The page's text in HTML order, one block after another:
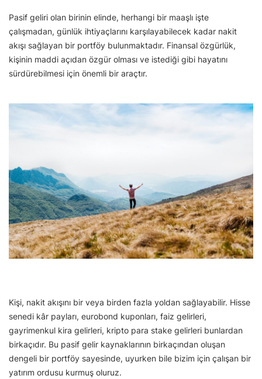
Pasif geliri olan birinin elinde, herhangi bir maaşlı işte
çalışmadan, günlük ihtiyaçlarını karşılayabilecek kadar nakit
akışı sağlayan bir portföy bulunmaktadır. Finansal özgürlük,
kişinin maddi açıdan özgür olması ve istediği gibi hayatını
sürdürebilmesi için önemli bir araçtır.
Kişi, nakit akışını bir veya birden fazla yoldan sağlayabilir. Hisse
senedi kâr payları, eurobond kuponları, faiz gelirleri,
gayrimenkul kira gelirleri, kripto para stake gelirleri bunlardan
birkaçıdır. Bu pasif gelir kaynaklarının birkaçından oluşan
dengeli bir portföy sayesinde, uyurken bile bizim için çalışan bir
yatırım ordusu kurmuş oluruz.